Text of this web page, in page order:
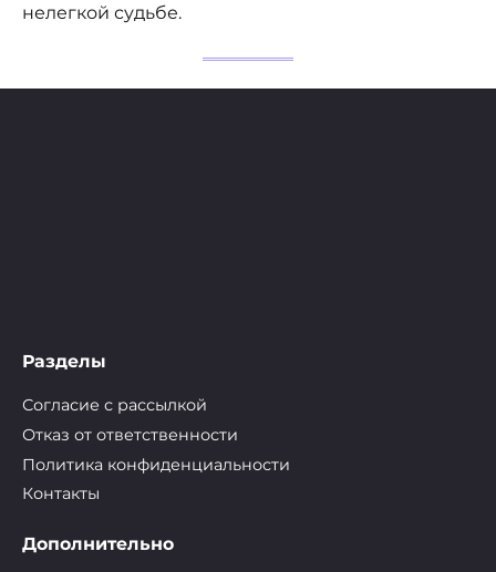
нелегкой судьбе.
Разделы
Согласие с рассылкой
Отказ от ответственности
Политика конфиденциальности
Контакты
Дополнительно